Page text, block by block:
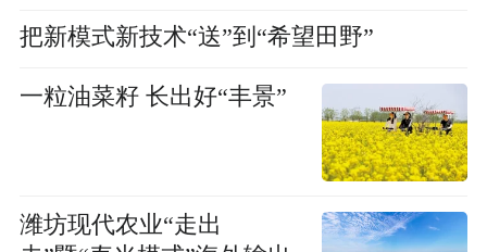
把新模式新技术“送”到“希望田野”
一粒油菜籽 长出好“丰景”
潍坊现代农业“走出